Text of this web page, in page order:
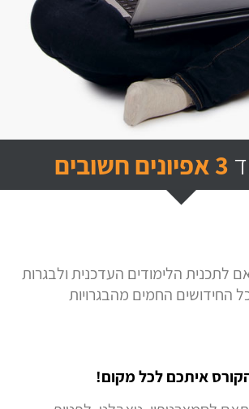
3 אפיונים חשובים
לתכנית הלימודים העדכנית ולבגרות
החידושים החמים מהבגרויות
איתכם לכל מקום!